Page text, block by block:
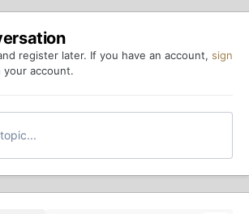
register later. If you have an account, sign
account.